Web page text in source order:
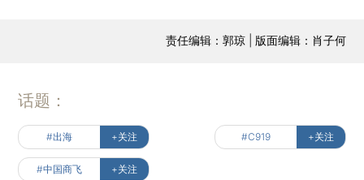
责任编辑：郭琼 | 版面编辑：肖子何
话题：
#出海 +关注 #C919 +关注
#中国商飞 +关注